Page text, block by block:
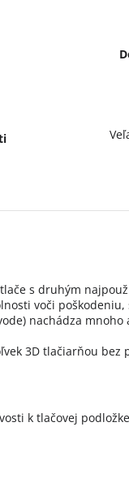
s druhým
voči
nachádza
3D tlačiarňou
k tlačovej